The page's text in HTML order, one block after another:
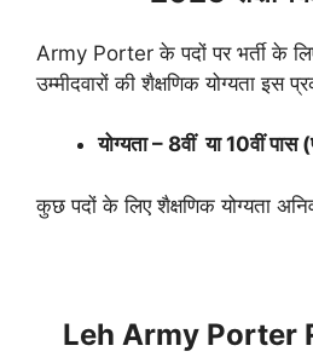
Army Porter के पदों पर भर्ती के
उम्मीदवारों की शैक्षणिक योग्यता इस
योग्यता – 8वीं या 10वीं
कुछ पदों के लिए शैक्षणिक योग्यता
Leh Army Porter